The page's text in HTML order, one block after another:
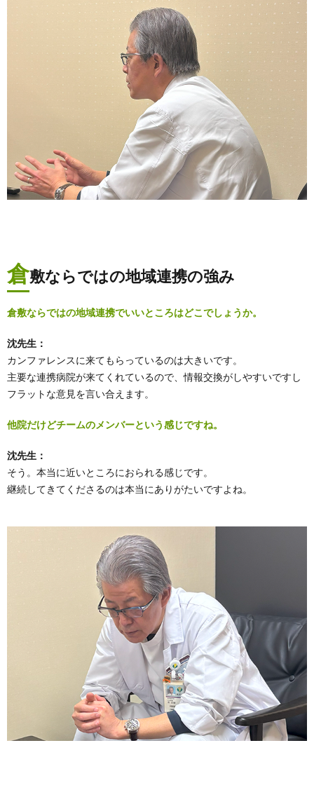
倉敷ならではの地域連携の強み
倉敷ならではの地域連携でいいところはどこでしょうか。
沈先生：
カンファレンスに来てもらっているのは大きいです。
主要な連携病院が来てくれているので、情報交換がしやすいですし
フラットな意見を言い合えます。
他院だけどチームのメンバーという感じですね。
沈先生：
そう。本当に近いところにおられる感じです。
継続してきてくださるのは本当にありがたいですよね。